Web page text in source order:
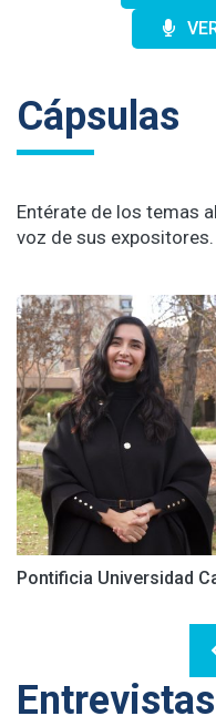
Cápsulas
Entérate de los temas
voz de sus expositores.
Pontificia Universidad
Entrevistas